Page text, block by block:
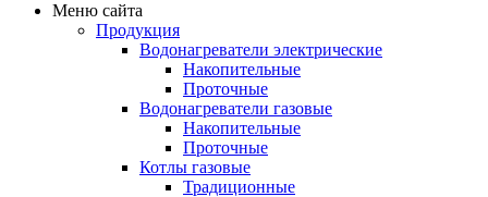
Меню сайта
Продукция
Водонагреватели электрические
Накопительные
Проточные
Водонагреватели газовые
Накопительные
Проточные
Котлы газовые
Традиционные